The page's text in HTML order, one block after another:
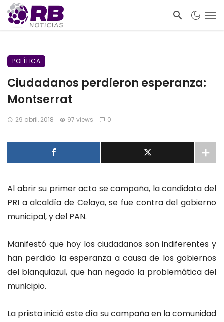
POLÍTICA
Ciudadanos perdieron esperanza:
Montserrat
29 abril, 2018 97 views 0
Al abrir su primer acto se campaña, la candidata del
PRI a alcaldía de Celaya, se fue contra del gobierno
municipal, y del PAN.
Manifestó que hoy los ciudadanos son indiferentes y
han perdido la esperanza a causa de los gobiernos
del blanquiazul, que han negado la problemática del
municipio.
La priista inició este día su campaña en la comunidad